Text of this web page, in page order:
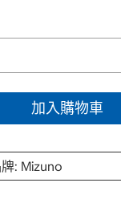
加入購物車
: Mizuno